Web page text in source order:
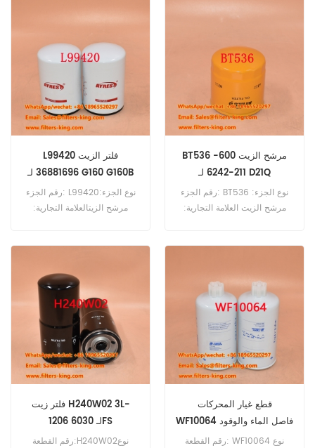
L99420 فلتر الزيت
36881696 لـ G160 G160B
رقم الجزء: L99420نوع الجزء:
مرشح الزيتالعلامة التجارية:
Ingersoll-Rand 7 71 G110
G130 G160 G160B G44/R
G60W4D G66/R G77.
BT536 مرشح الزيت 600-
211-6242 لـ D21Q
رقم الجزء: BT536 نوع الجزء:
مرشح الزيت العلامة التجارية:
D31P.
فلتر زيت H240W02 3L-
1206 لـ 6030FS
رقم القطعة:H240W02نوع
قطع غيار المحركات
WF10064 فاصل الماء والوقود
9Y-4432رقم القطعة: WF10064 نوع